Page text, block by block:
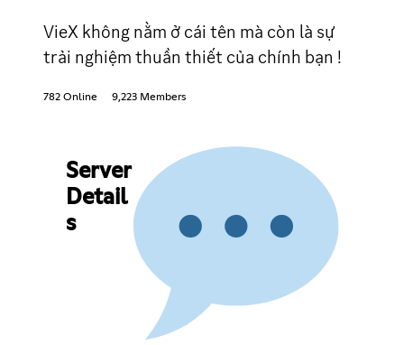
VieX không nằm ở cái tên mà còn là sự
trải nghiệm thuần thiết của chính bạn !
782 Online 9,223 Members
Server
Detail
s